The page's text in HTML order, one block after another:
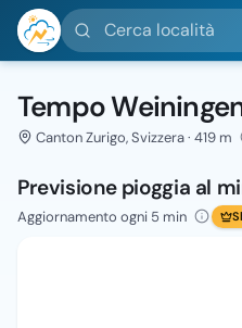
Cerca località
Tempo
Canton Zurigo, Svizzera · 419 m
Previsione pioggia al
Aggiornamento ogni 5 min